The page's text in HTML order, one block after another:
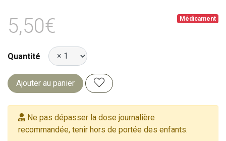
Médicament
5,50€
Quantité
Ajouter au panier
Ne pas dépasser la dose journalière
recommandée, tenir hors de portée des enfants.